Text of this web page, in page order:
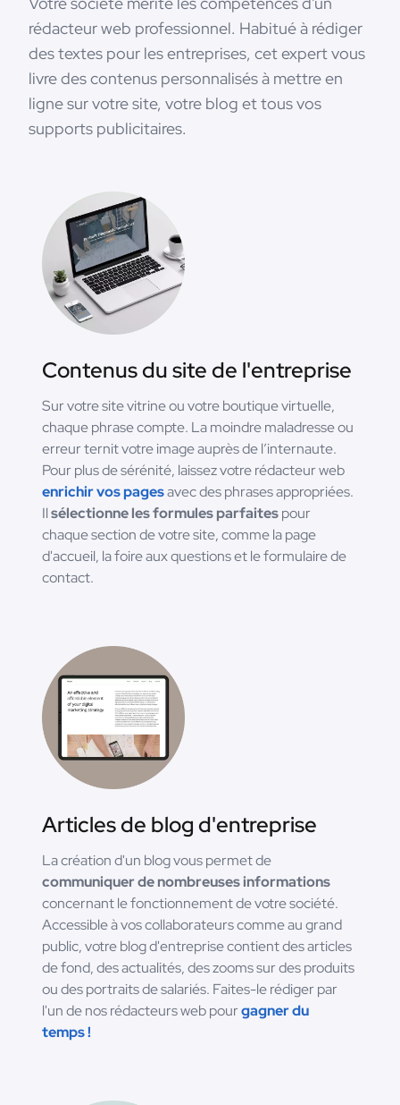
rédacteur web professionnel. Habitué à rédiger
des textes pour les entreprises, cet expert vous
livre des contenus personnalisés à mettre en
ligne sur votre site, votre blog et tous vos
supports publicitaires.
Contenus du site de l'entreprise
Sur votre site vitrine ou votre boutique virtuelle,
chaque phrase compte. La moindre maladresse ou
erreur ternit votre image auprès de l’internaute.
Pour plus de sérénité, laissez votre rédacteur web
enrichir vos pagesavec des phrases appropriées.
Ilsélectionne les formules parfaitespour
chaque section de votre site, comme la page
d'accueil, la foire aux questions et le formulaire de
contact.
Articles de blog d'entreprise
La création d'un blog vous permet de
communiquer de nombreuses informations
concernant le fonctionnement de votre société.
Accessible à vos collaborateurs comme au grand
public, votre blog d'entreprise contient des articles
de fond, des actualités, des zooms sur des produits
ou des portraits de salariés. Faites-le rédiger par
l'un de nos rédacteurs web pourgagner du
temps !